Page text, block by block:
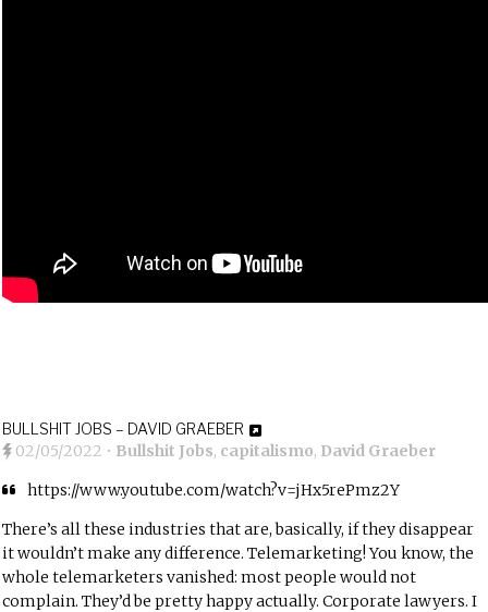
BULLSHIT JOBS – DAVID GRAEBER
02/05/2022 • Bullshit Jobs, capitalismo, David Graeber
https://www.youtube.com/watch?v=jHx5rePmz2Y
There’s all these industries that are, basically, if they disappear
it wouldn’t make any difference. Telemarketing! You know, the
whole telemarketers vanished: most people would not
complain. They’d be pretty happy actually. Corporate lawyers. I